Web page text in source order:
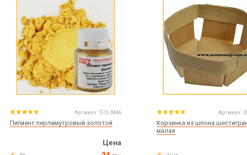
Артикул: 572-3846
Пигмент перламутровый золотой
Цена
Артикул:
Корзинка из шпона
малая